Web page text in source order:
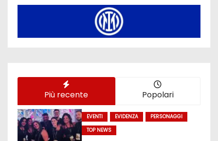
Più recente Popolari
EVENTI EVIDENZA
PERSONAGGI
TOP NEWS